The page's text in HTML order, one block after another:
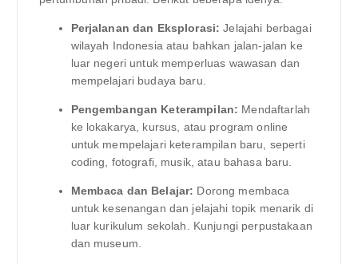
Perjalanan dan Eksplorasi: Jelajahi berbagai
wilayah Indonesia atau bahkan jalan-jalan ke
luar negeri untuk memperluas wawasan dan
mempelajari budaya baru.
Pengembangan Keterampilan: Mendaftarlah
ke lokakarya, kursus, atau program online
untuk mempelajari keterampilan baru, seperti
coding, fotografi, musik, atau bahasa baru.
Membaca dan Belajar: Dorong membaca
untuk kesenangan dan jelajahi topik menarik di
luar kurikulum sekolah. Kunjungi perpustakaan
dan museum.